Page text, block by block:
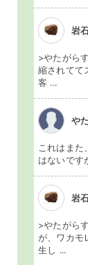
岩
>やたがら
縮されてて
客 ...
や
これはまた
はないです
岩
>やたがら
が、ワカモ
生し ...